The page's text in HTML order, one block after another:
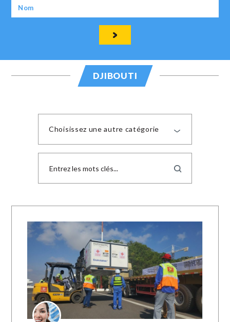
DJIBOUTI
Choisissez une autre catégorie